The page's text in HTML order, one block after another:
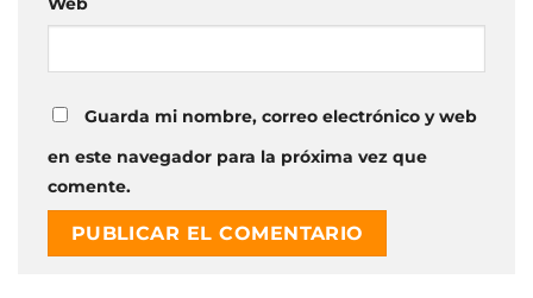
Guarda mi nombre, correo electrónico y web
en este navegador para la próxima vez que
comente.